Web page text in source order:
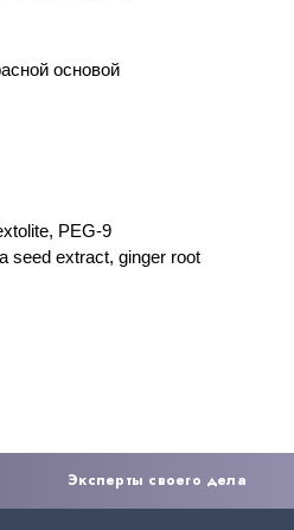
основой
, PEG-9
seed extract, ginger root
Эксперты своего дела